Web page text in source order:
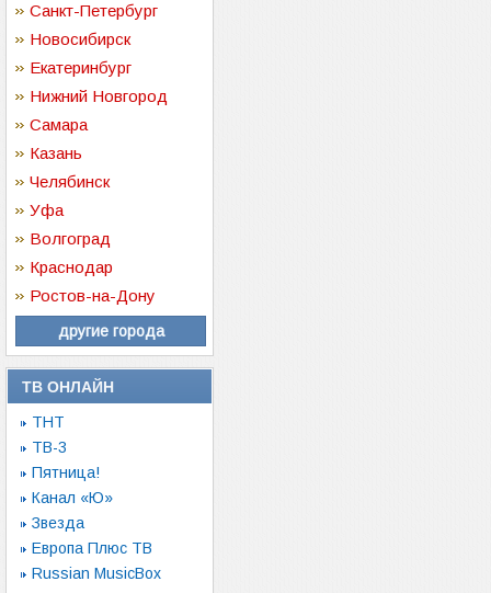
Санкт-Петербург
Новосибирск
Екатеринбург
Нижний Новгород
Самара
Казань
Челябинск
Уфа
Волгоград
Краснодар
Ростов-на-Дону
другие города
ТВ ОНЛАЙН
ТНТ
ТВ-3
Пятница!
Канал «Ю»
Звезда
Европа Плюс ТВ
Russian MusicBox